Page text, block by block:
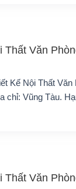
Thất Văn
Kế Nội Thất Văn
chỉ: Vũng Tàu.
Thất Văn